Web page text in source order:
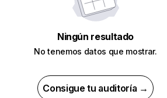
Ningún resultado
No tenemos datos que mostrar.
Consigue tu auditoría →